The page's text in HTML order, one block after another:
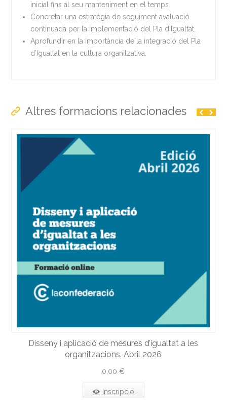
inicial fins al seu manteniment en el temps.
Concretar una estratègia de seguiment avaluació
continuada per la implementació del Pla d’Igualtat.
Aprofundir en la importància de la integració del Pla
d’Igualtat en la cultura organitzativa.
Altres formacions relacionades
Disseny i aplicació de mesures d’igualtat a les
organitzacions. Abril 2026
0,00€
Inscripció